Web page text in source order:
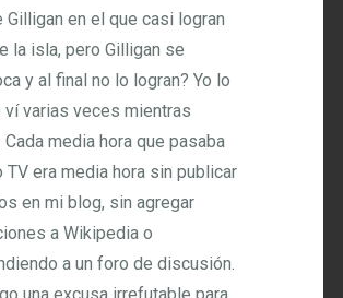
Gilligan en el que casi logran
la isla, pero Gilligan se
y al final no lo logran? Yo lo
ví varias veces mientras
Cada media hora que pasaba
TV era media hora sin publicar
en mi blog, sin agregar
a Wikipedia o
a un foro de discusión.